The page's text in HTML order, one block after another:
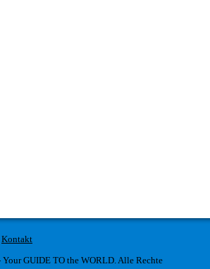
Kontakt
GUIDE TO the WORLD. Alle Rechte